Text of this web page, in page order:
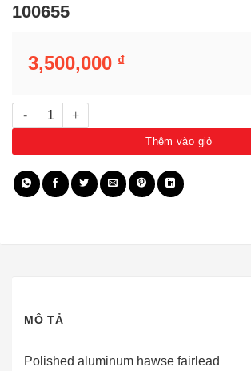
100655
3,500,000 ₫
Miệng cáp mềm Warn 1 inch, màu đen 100655
Thêm vào giỏ
MÔ TẢ
Polished aluminum hawse fairlead